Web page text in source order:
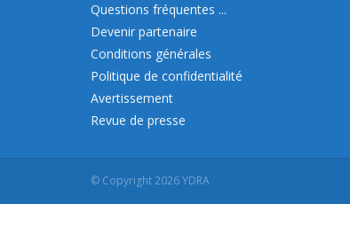
Questions fréquentes ...
Devenir partenaire
Conditions générales
Politique de confidentialité
Avertissement
Revue de presse
© Copyright 2026 YDRA